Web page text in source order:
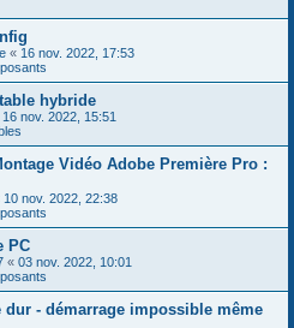
« 16 nov. 2022, 17:53
hybride
16 nov. 2022, 15:51
Vidéo Adobe Première Pro :
10 nov. 2022, 22:38
PC
« 03 nov. 2022, 10:01
- démarrage impossible même